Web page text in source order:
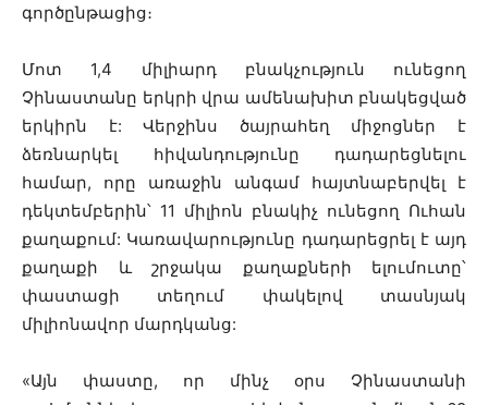
գործընթացից։
Մոտ 1,4 միլիարդ բնակչություն ունեցող
Չինաստանը երկրի վրա ամենախիտ բնակեցված
երկիրն է: Վերջինս ծայրահեղ միջոցներ է
ձեռնարկել հիվանդությունը դադարեցնելու
համար, որը առաջին անգամ հայտնաբերվել է
դեկտեմբերին՝ 11 միլիոն բնակիչ ունեցող Ուհան
քաղաքում: Կառավարությունը դադարեցրել է այդ
քաղաքի և շրջակա քաղաքների ելումուտը՝
փաստացի տեղում փակելով տասնյակ
միլիոնավոր մարդկանց:
«Այն փաստը, որ մինչ օրս Չինաստանի